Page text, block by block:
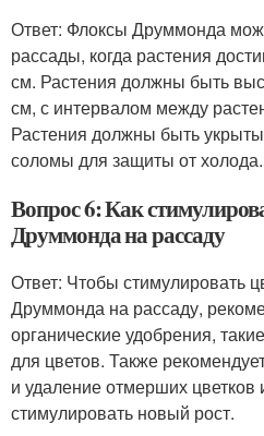
Ответ: Флоксы Друммонда
рассады, когда растения
см. Растения должны быть
см, с интервалом между
Растения должны быть
соломы для защиты от холода.
Вопрос 6: Как
Друммонда на рассаду
Ответ: Чтобы стимулировать
Друммонда на рассаду,
органические удобрения,
для цветов. Также
и удаление отмерших цветков
стимулировать новый рост.